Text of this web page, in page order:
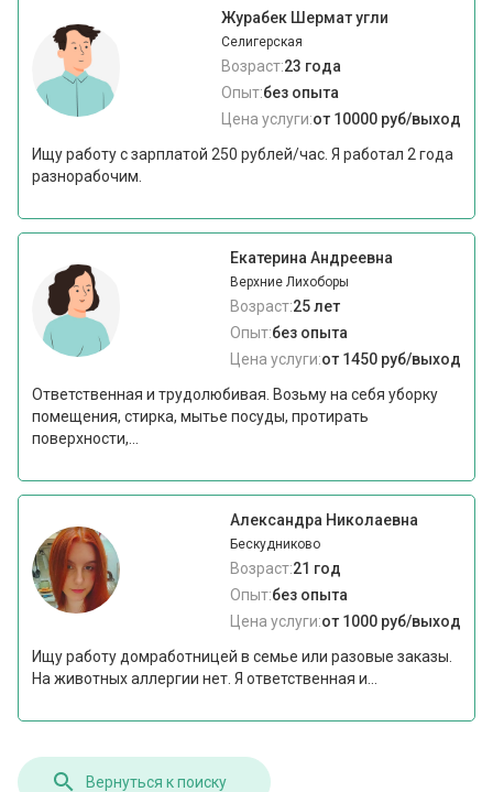
Журабек Шермат угли
Селигерская
Возраст:23 года
Опыт:без опыта
Цена услуги:от 10000 руб/выход
Ищу работу с зарплатой 250 рублей/час. Я работал 2 года
разнорабочим.
Екатерина Андреевна
Верхние Лихоборы
Возраст:25 лет
Опыт:без опыта
Цена услуги:от 1450 руб/выход
Ответственная и трудолюбивая. Возьму на себя уборку
помещения, стирка, мытье посуды, протирать
поверхности,...
Александра Николаевна
Бескудниково
Возраст:21 год
Опыт:без опыта
Цена услуги:от 1000 руб/выход
Ищу работу домработницей в семье или разовые заказы.
На животных аллергии нет. Я ответственная и...
Вернуться к поиску